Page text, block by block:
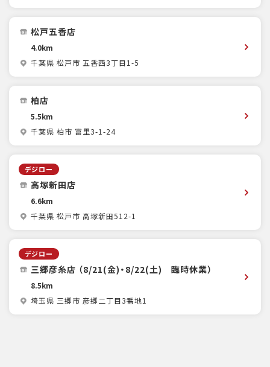
松戸五香店
4.0km
千葉県 松戸市 五香西3丁目1-5
柏店
5.5km
千葉県 柏市 富里3-1-24
デジロー
高塚新田店
6.6km
千葉県 松戸市 高塚新田512-1
デジロー
三郷彦糸店 （8/21(金)・8/22(土) 臨時休業）
8.5km
埼玉県 三郷市 彦郷二丁目3番地1